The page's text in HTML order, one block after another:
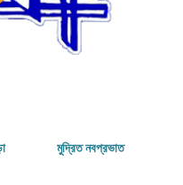
মুদ্রিত নবপ্রভাত